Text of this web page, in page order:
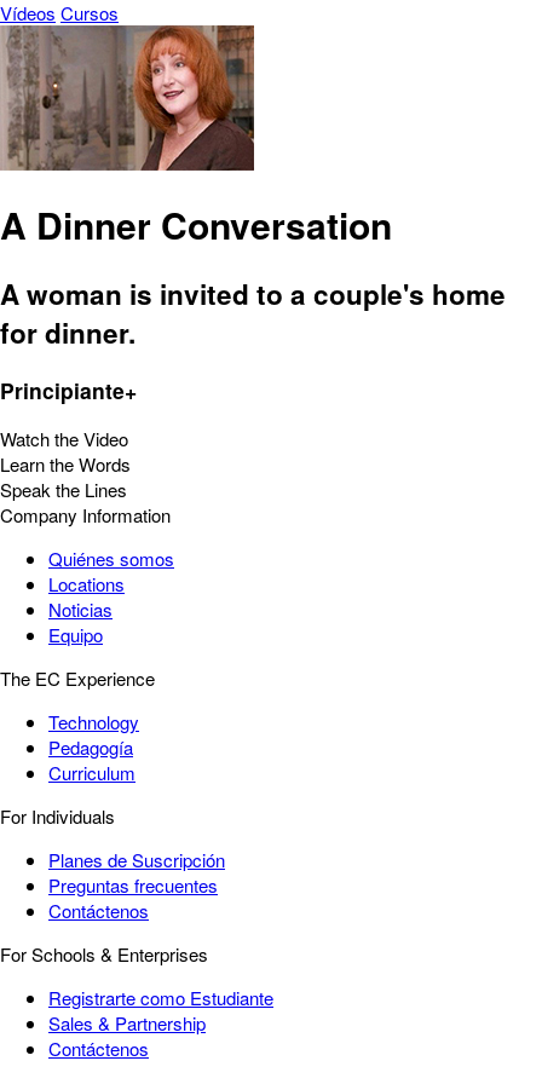
Vídeos Cursos
A Dinner Conversation
A woman is invited to a couple's home
for dinner.
Principiante+
Watch the Video
Learn the Words
Speak the Lines
Company Information
Quiénes somos
Locations
Noticias
Equipo
The EC Experience
Technology
Pedagogía
Curriculum
For Individuals
Planes de Suscripción
Preguntas frecuentes
Contáctenos
For Schools & Enterprises
Registrarte como Estudiante
Sales & Partnership
Contáctenos